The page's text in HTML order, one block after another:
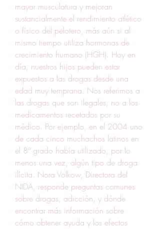
mayor musculatura y mejoran
sustancialmente el rendimiento atlético
o físico del pelotero, más aún si al
mismo tiempo utiliza hormonas de
crecimiento humano (HGH). Hoy en
día, nuestros hijos pueden estar
expuestos a las drogas desde una
edad muy temprana. Nos referimos a
las drogas que son ilegales, no a los
medicamentos recetados por su
médico. Por ejemplo, en el 2004 uno
de cada cinco muchachos latinos en
el 8º grado había utilizado, por lo
menos una vez, algún tipo de droga
ilícita. Nora Volkow, Directora del
NIDA, responde preguntas comunes
sobre drogas, adicción, y dónde
encontrar más información sobre
cómo obtener ayuda y los efectos